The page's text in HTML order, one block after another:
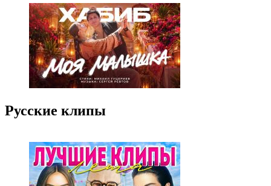
Русские клипы